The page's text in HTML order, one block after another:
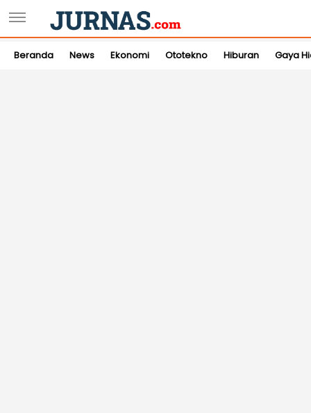
Beranda News Ekonomi Ototekno Hiburan Gaya